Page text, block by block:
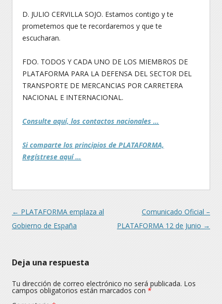
D. JULIO CERVILLA SOJO. Estamos contigo y te
prometemos que te recordaremos y que te
escucharan.
FDO. TODOS Y CADA UNO DE LOS MIEMBROS DE
PLATAFORMA PARA LA DEFENSA DEL SECTOR DEL
TRANSPORTE DE MERCANCIAS POR CARRETERA
NACIONAL E INTERNACIONAL.
Consulte aquí, los contactos nacionales …
Si comparte los principios de PLATAFORMA,
Regístrese aquí …
Navegación
← PLATAFORMA emplaza al
Gobierno de España
Comunicado Oficial –
PLATAFORMA 12 de Junio →
Deja una respuesta
Tu dirección de correo electrónico no será publicada. Los
campos obligatorios están marcados con *